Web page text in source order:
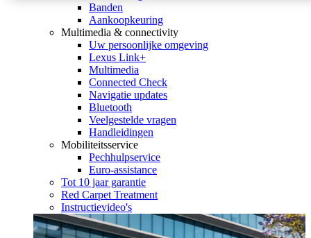
Banden
Aankoopkeuring
Multimedia & connectivity
Uw persoonlijke omgeving
Lexus Link+
Multimedia
Connected Check
Navigatie updates
Bluetooth
Veelgestelde vragen
Handleidingen
Mobiliteitsservice
Pechhulpservice
Euro-assistance
Tot 10 jaar garantie
Red Carpet Treatment
Instructievideo's